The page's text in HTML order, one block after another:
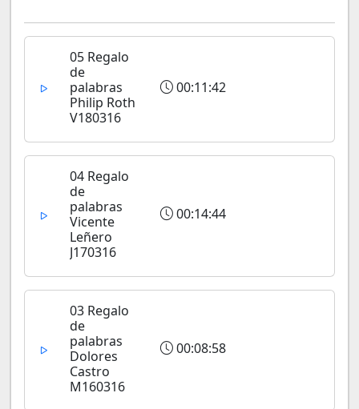
05 Regalo
de
palabras
Philip Roth
V180316
00:11:42
04 Regalo
de
palabras
Vicente
Leñero
J170316
00:14:44
03 Regalo
de
palabras
Dolores
Castro
M160316
00:08:58